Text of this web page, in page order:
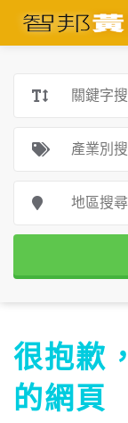
首頁
工商服務
很抱歉
的網頁